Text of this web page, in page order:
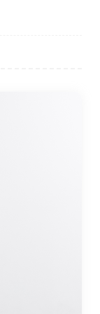
ve kurak
etmek için
ilkbahar
aylarıdır,
için ideal
ila 30 santigrat
bölge en
ve
aşar.
parkları, nehir
birçok fırsat